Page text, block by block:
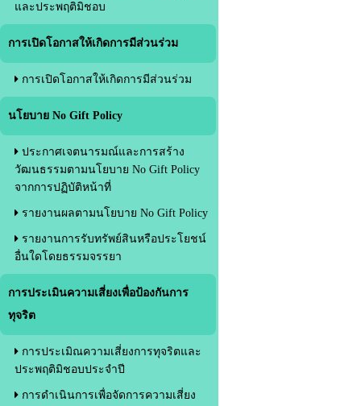
และประพฤติมิชอบ
การเปิดโอกาสให้เกิดการมีส่วนร่วม
การเปิดโอกาสให้เกิดการมีส่วนร่วม
นโยบาย No Gift Policy
ประกาศเจตนารมณ์และการสร้าง
วัฒนธรรมตามนโยบาย No Gift Policy
จากการปฏิบัติหน้าที่
รายงานผลตามนโยบาย No Gift Policy
รายงานการรับทรัพย์สินหรือประโยชน์
อื่นใดโดยธรรมจรรยา
การประเมินความเสี่ยงเพื่อป้องกันการ
ทุจริต
การประเมิณความเสี่ยงการทุจริตและ
ประพฤติมิชอบประจำปี
การดำเนินการเพื่อจัดการความเสี่ยง